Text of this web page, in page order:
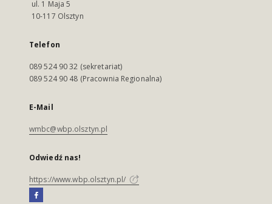
ul. 1 Maja 5
10-117 Olsztyn
Telefon
089 524 90 32 (sekretariat)
089 524 90 48 (Pracownia Regionalna)
E-Mail
wmbc@wbp.olsztyn.pl
Odwiedź nas!
https://www.wbp.olsztyn.pl/